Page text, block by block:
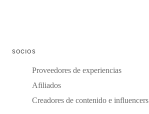
SOCIOS
Proveedores de experiencias
Afiliados
Creadores de contenido e influencers